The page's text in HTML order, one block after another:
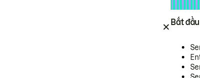
Bắt đầu